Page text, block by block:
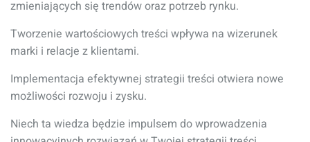
zmieniających się trendów oraz potrzeb rynku.
Tworzenie wartościowych treści wpływa na wizerunek
marki i relacje z klientami.
Implementacja efektywnej strategii treści otwiera nowe
możliwości rozwoju i zysku.
Niech ta wiedza będzie impulsem do wprowadzenia